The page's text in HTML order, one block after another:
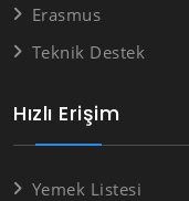
Hızlı Erişim
Yemek Listesi
Erasmus
Teknik Destek